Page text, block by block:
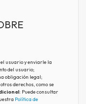
usuario y enviarle la
del usuario;
obligación legal;
derechos, como se
: Puede consultar
Política de